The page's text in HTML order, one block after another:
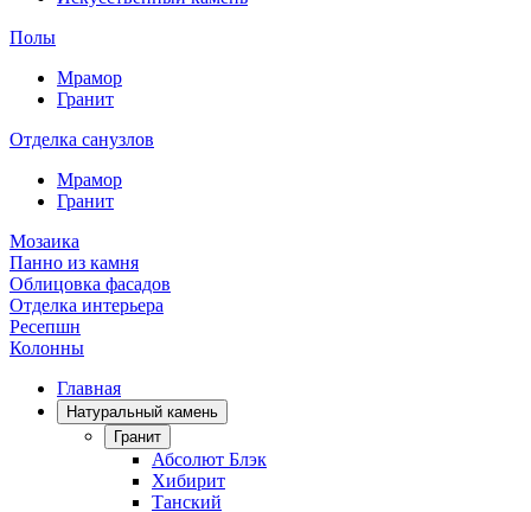
Полы
Мрамор
Гранит
Отделка санузлов
Мрамор
Гранит
Мозаика
Панно из камня
Облицовка фасадов
Отделка интерьера
Ресепшн
Колонны
Главная
Натуральный камень
Гранит
Абсолют Блэк
Хибирит
Танский